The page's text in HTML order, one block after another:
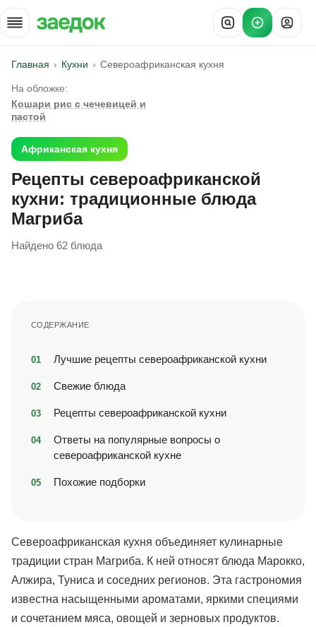
Главная Кухни Североафриканская кухня
На обложке:
Кошари рис с чечевицей и
пастой
Африканская кухня
Рецепты североафриканской
кухни: традиционные блюда
Магриба
Найдено 62 блюда
СОДЕРЖАНИЕ
Лучшие рецепты североафриканской кухни
Свежие блюда
Рецепты североафриканской кухни
Ответы на популярные вопросы о
североафриканской кухне
Похожие подборки
Североафриканская кухня объединяет кулинарные
традиции стран Магриба. К ней относят блюда Марокко,
Алжира, Туниса и соседних регионов. Эта гастрономия
известна насыщенными ароматами, яркими специями
и сочетанием мяса, овощей и зерновых продуктов.